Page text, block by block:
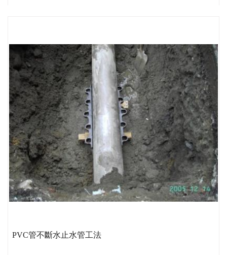
PVC管不斷水止水管工法